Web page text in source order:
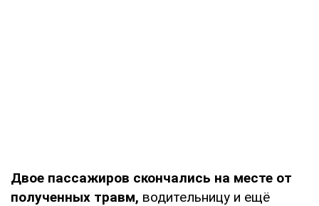
Двое пассажиров скончались на месте от
полученных травм, водительницу и ещё